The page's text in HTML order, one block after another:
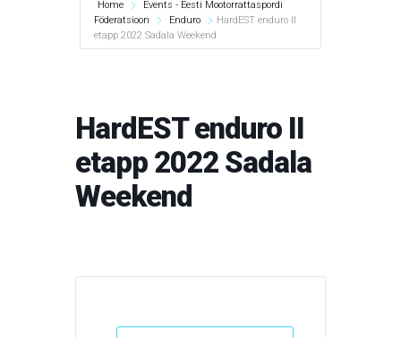
Home
Events - Eesti Mootorrattaspordi
Föderatsioon
Enduro
HardEST enduro II
etapp 2022 Sadala Weekend
HardEST enduro II
etapp 2022 Sadala
Weekend